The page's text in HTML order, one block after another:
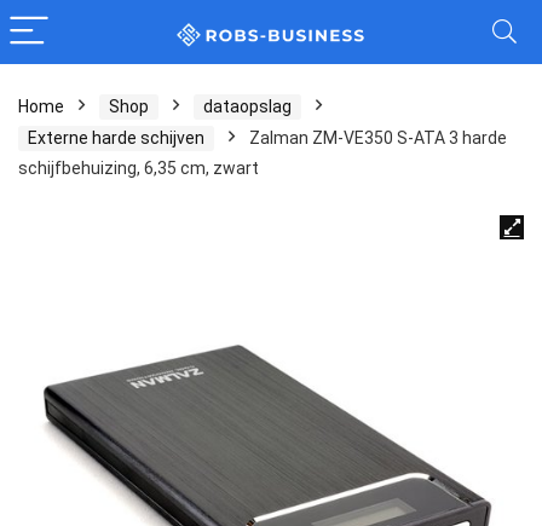
Home Shop
dataopslag
Externe harde schijven
Zalman ZM-VE350 S-ATA 3 harde
schijfbehuizing, 6,35 cm, zwart